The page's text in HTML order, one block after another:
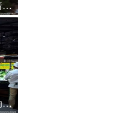
从东北到西北 他在“军垦第一城”规划着城建未来
西藏米林“家庭农场”：引领种植产业 助力乡村振兴